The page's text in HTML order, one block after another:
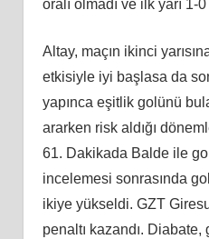
oralı olmadı ve ilk yarı 1-
Altay, maçın ikinci
etkisiyle iyi başlasa da
yapınca eşitlik golünü
ararken risk aldığı
61. Dakikada Balde ile
incelemesi sonrasında
ikiye yükseldi. GZT
penaltı kazandı. Diabate,